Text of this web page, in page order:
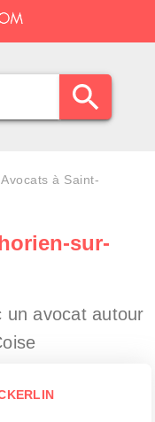
Avocats à Saint-
sur-
un avocat autour